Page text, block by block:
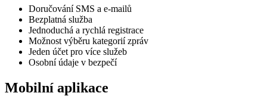
Doručování SMS a e-mailů
Bezplatná služba
Jednoduchá a rychlá registrace
Možnost výběru kategorií zpráv
Jeden účet pro více služeb
Osobní údaje v bezpečí
Mobilní aplikace